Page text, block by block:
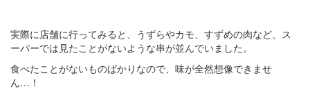
実際に店舗に行ってみると、うずらやカモ、すずめの肉など、ス
ーパーでは見たことがないような串が並んでいました。
食べたことがないものばかりなので、味が全然想像できませ
ん…！